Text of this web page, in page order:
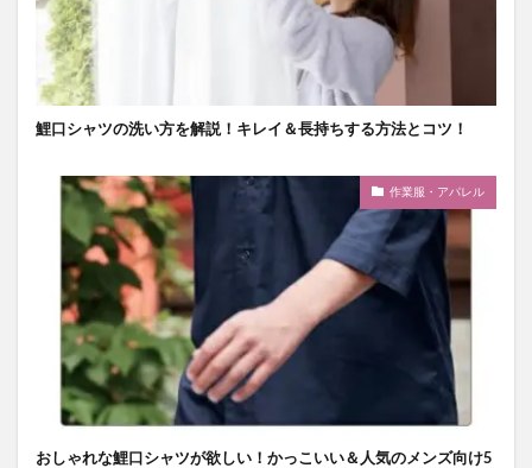
鯉口シャツの洗い方を解説！キレイ＆長持ちする方法とコツ！
作業服・アパレル
おしゃれな鯉口シャツが欲しい！かっこいい＆人気のメンズ向け5